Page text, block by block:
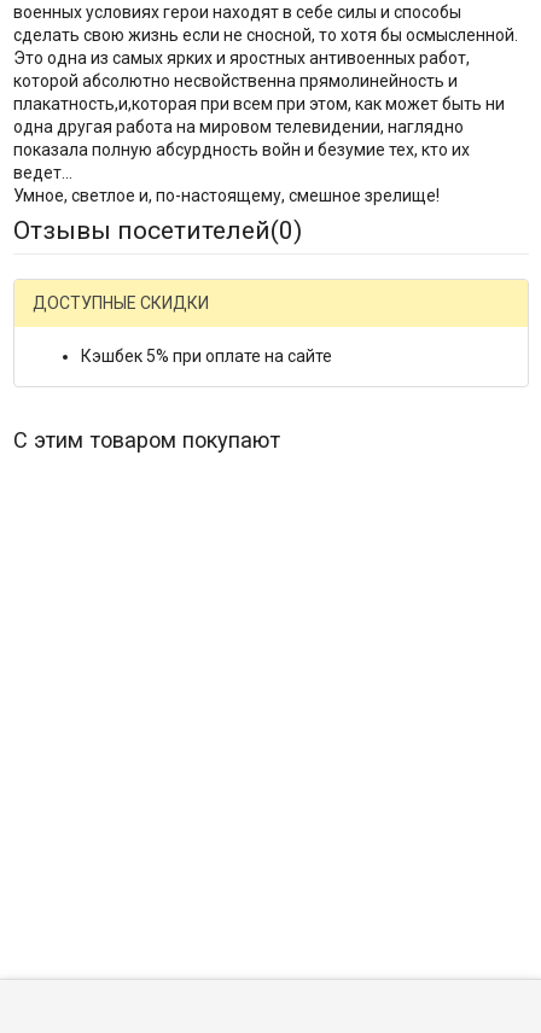
военных условиях герои находят в себе силы и способы
сделать свою жизнь если не сносной, то хотя бы осмысленной.
Это одна из самых ярких и яростных антивоенных работ,
которой абсолютно несвойственна прямолинейность и
плакатность,и,которая при всем при этом, как может быть ни
одна другая работа на мировом телевидении, наглядно
показала полную абсурдность войн и безумие тех, кто их
ведет...
Умное, светлое и, по-настоящему, смешное зрелище!
Отзывы посетителей(0)
ДОСТУПНЫЕ СКИДКИ
Кэшбек 5% при оплате на сайте
С этим товаром покупают